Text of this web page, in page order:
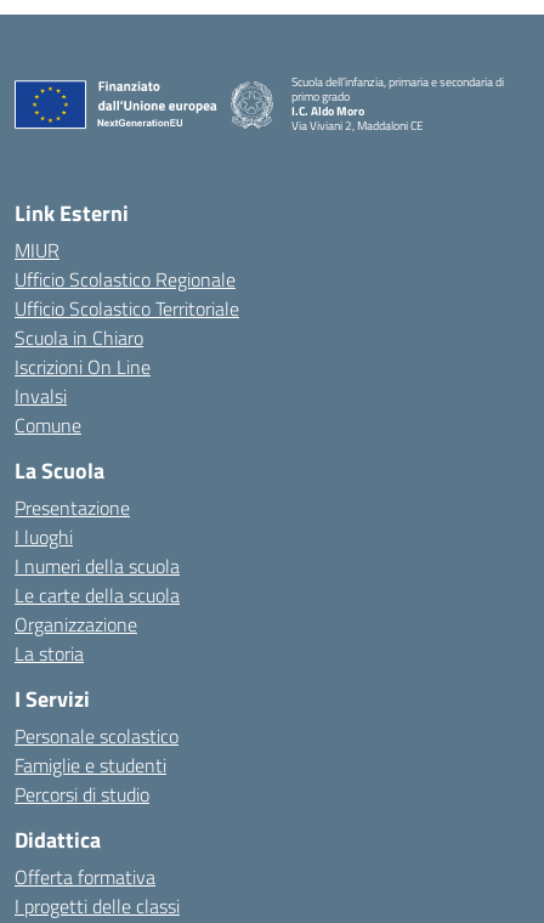
Scuola dell’infanzia, primaria e secondaria di
primo grado
I.C. Aldo Moro
Via Viviani 2, Maddaloni CE
Link Esterni
MIUR
Ufficio Scolastico Regionale
Ufficio Scolastico Territoriale
Scuola in Chiaro
Iscrizioni On Line
Invalsi
Comune
La Scuola
Presentazione
I luoghi
I numeri della scuola
Le carte della scuola
Organizzazione
La storia
I Servizi
Personale scolastico
Famiglie e studenti
Percorsi di studio
Didattica
Offerta formativa
I progetti delle classi